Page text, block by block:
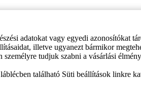
adatokat vagy egyedi azonosítókat
illetve ugyanezt bármikor
tudjuk szabni a vásárlási
található Süti beállítások linkre